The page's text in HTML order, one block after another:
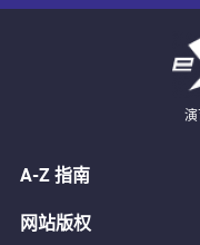
A-Z 指南
网站版权